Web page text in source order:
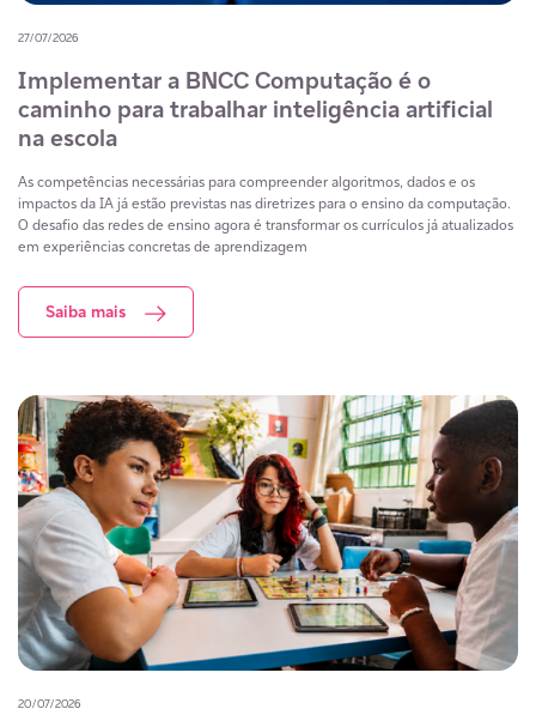
27/07/2026
Implementar a BNCC Computação é o
caminho para trabalhar inteligência artificial
na escola
As competências necessárias para compreender algoritmos, dados e os
impactos da IA já estão previstas nas diretrizes para o ensino da computação.
O desafio das redes de ensino agora é transformar os currículos já atualizados
em experiências concretas de aprendizagem
Saiba mais
20/07/2026